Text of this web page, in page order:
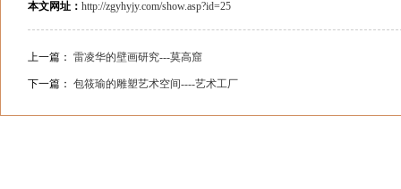
本文网址： http://zgyhyjy.com/show.asp?id=25
上一篇： 雷凌华的壁画研究---莫高窟
下一篇： 包筱瑜的雕塑艺术空间----艺术工厂